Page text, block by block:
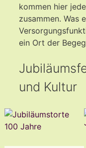
kommen hier
zusammen. Was
ein Ort der
und Kultur